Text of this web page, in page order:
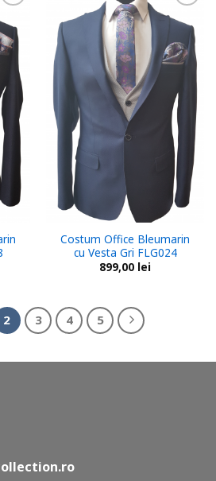
to
Add to
wishlist
Costum Office Bleumarin
cu Vesta Gri FLG024
899,00 lei
2 3 4 5